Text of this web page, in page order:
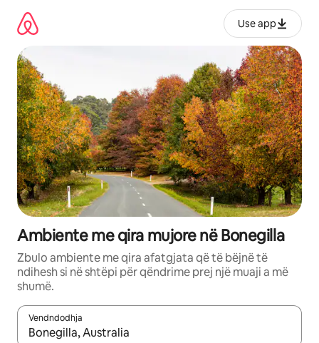
përmbajtja
Use app
Ambiente me qira mujore në Bonegilla
Zbulo ambiente me qira afatgjata që të bëjnë të
ndihesh si në shtëpi për qëndrime prej një muaji a më
shumë.
Vendndodhja
Kur rezultatet të jenë të disponueshme, lëviz me butonat e